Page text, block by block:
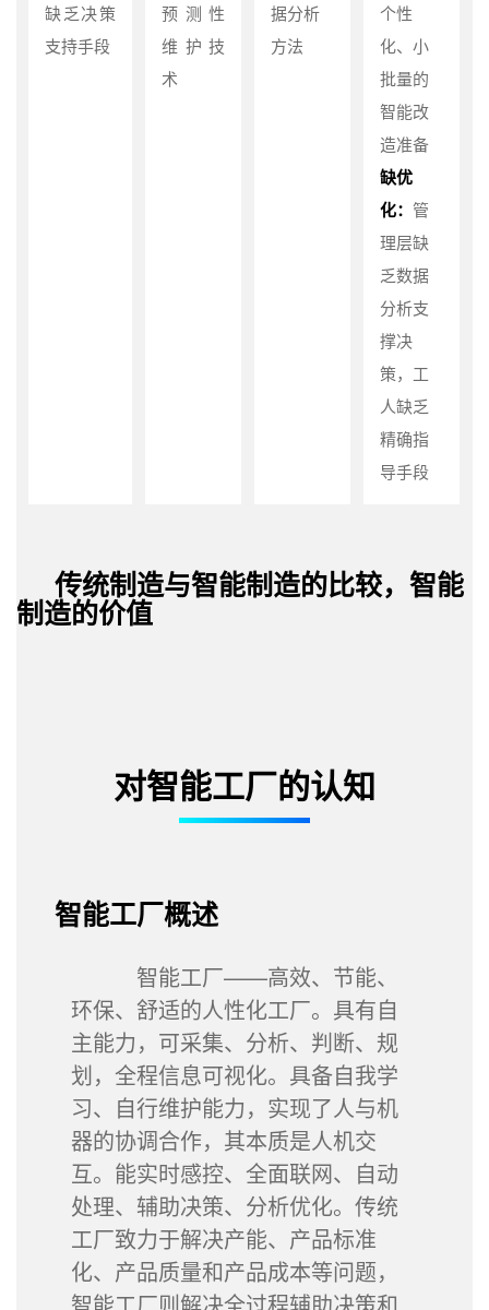
缺乏决策
支持手段
预测性
维护技
术
据分析
方法
个性
化、小
批量的
智能改
造准备
缺优
化： 管
理层缺
乏数据
分析支
撑决
策，工
人缺乏
精确指
导手段
传统制造与智能制造的比较，智能
制造的价值
对智能工厂的认知
智能工厂概述
智能工厂——高效、节能、
环保、舒适的人性化工厂。具有自
主能力，可采集、分析、判断、规
划，全程信息可视化。具备自我学
习、自行维护能力，实现了人与机
器的协调合作，其本质是人机交
互。能实时感控、全面联网、自动
处理、辅助决策、分析优化。传统
工厂致力于解决产能、产品标准
化、产品质量和产品成本等问题，